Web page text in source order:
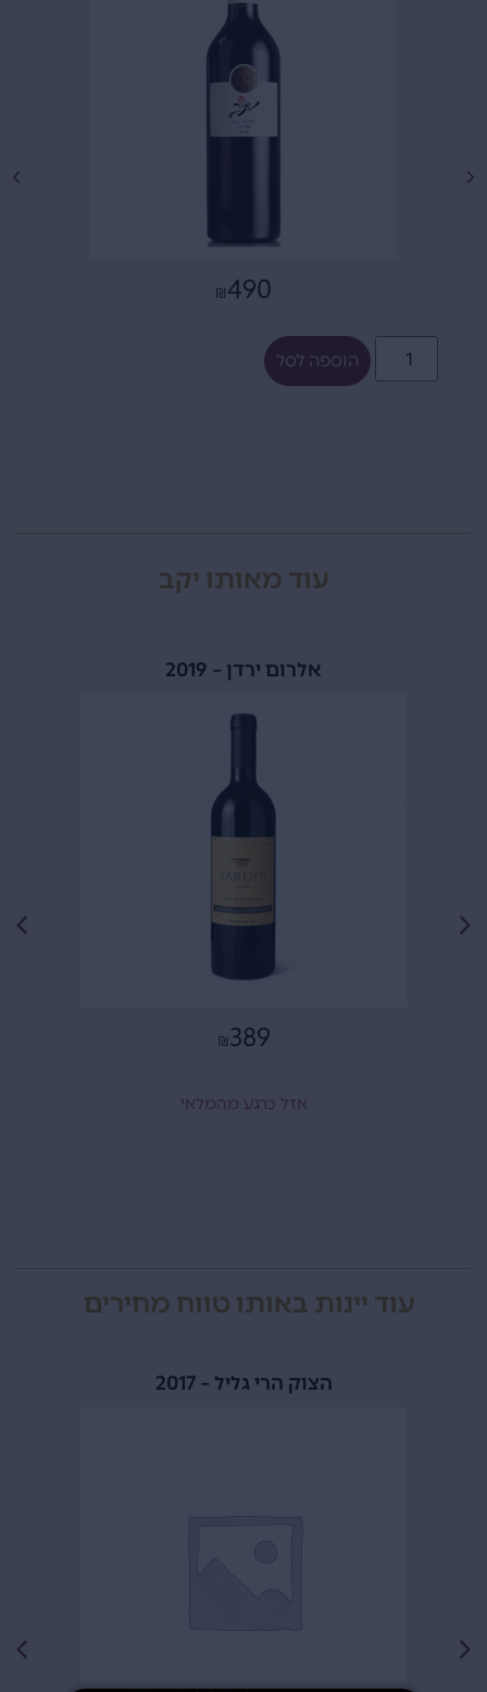
₪ 490
הוספה לסל
עוד מאותו יקב
אלרום ירדן – 2019
₪ 389
אזל כרגע מהמלאי
עוד יינות באותו טווח מחירים
הצוק הרי גליל – 2017